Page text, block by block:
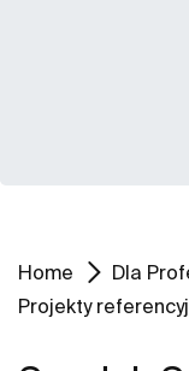
Home
Dla
Projekty